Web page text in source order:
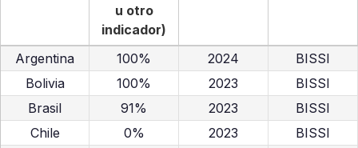
u otro
indicador)
Argentina 100% 2024
BISSI
Bolivia
100% 2023
BISSI
Brasil
91% 2023
BISSI
Chile
0% 2023
BISSI